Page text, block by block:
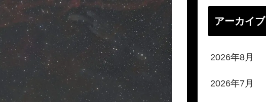
アーカイブ
2026年8月
2026年7月